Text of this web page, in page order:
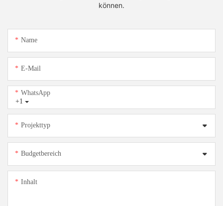
können.
Name
E-Mail
+1
WhatsApp
Projekttyp
Budgetbereich
Inhalt